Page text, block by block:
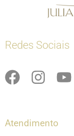
Redes Sociais
F
e
I
t
Y
Atendimento